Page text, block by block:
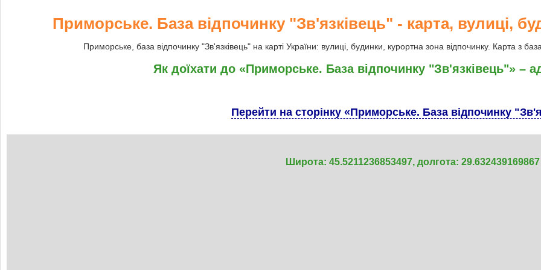
Приморське. База відпочинку "Зв'язківець" - карта, вулиці,
Приморське, база відпочинку "Зв'язківець" на карті України: вулиці, будинки, курортна зона відпочинку. Карта з
Як доїхати до «Приморське. База відпочинку "Зв'язківець"» –
Перейти на сторінку «Приморське. База відпочинку
Широта: 45.5211236853497, долгота: 29.632439169867